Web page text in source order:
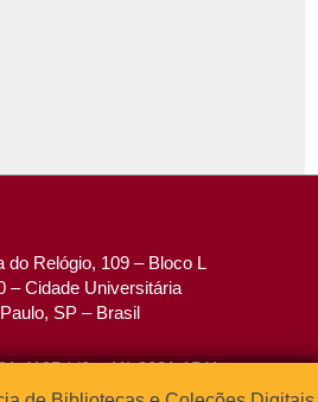
do Relógio, 109 – Bloco L
– Cidade Universitária
SP – Brasil
4195 / (0xx11) 3091-1541
3091-1567